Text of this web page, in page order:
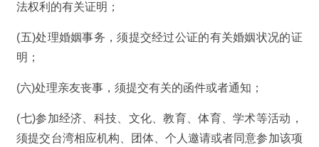
法权利的有关证明；
(五)处理婚姻事务，须提交经过公证的有关婚姻状况的证
明；
(六)处理亲友丧事，须提交有关的函件或者通知；
(七)参加经济、科技、文化、教育、体育、学术等活动，
须提交台湾相应机构、团体、个人邀请或者同意参加该项